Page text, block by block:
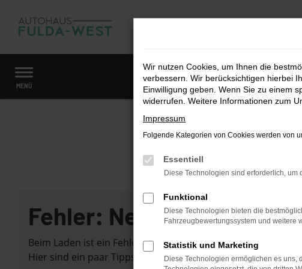
Zum
Hauptinhalt
MENÜ
Startseite Fahrzeugmarkt
Fehler: Network Error
Beim Laden ist ein Fehler aufgetreten.
Hier sind ein paar Tipps, die dir helfen können:
Wir nutzen Cookies, um Ihnen die
verbessern. Wir berücksichtigen hierbei
Einwilligung geben. Wenn Sie zu einem
widerrufen. Weitere Informationen zum
Impressum
Folgende Kategorien von Cookies werden von
Essentiell
Diese Technologien sind erforderlich,
Funktional
Diese Technologien bieten die
Fahrzeugbewertungssystem und weitere
Statistik und Marketing
Diese Technologien ermöglichen es uns,